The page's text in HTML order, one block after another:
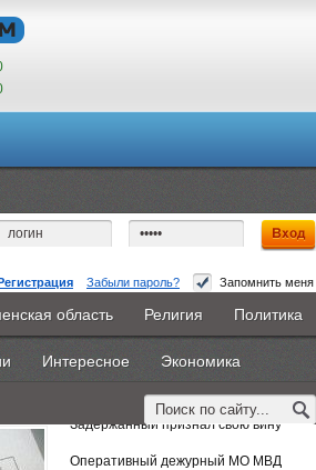
53
(GMT +5)
Забыли пароль? Запомнить меня
Объявления КНИГИ ВестиNet
Прочее
область Религия Политика
Интересное Экономика
Ялуторовского района
Задержанный признал свою вину
Оперативный дежурный МО МВД